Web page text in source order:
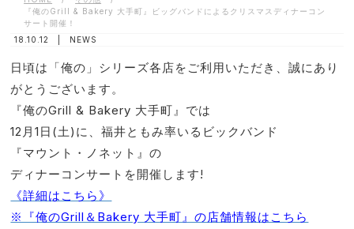
『俺のGrill & Bakery 大手町』ビッグバンドによるクリスマスディナーコン
サート開催！
18.10.12 |
NEWS
日頃は「俺の」シリーズ各店をご利用いただき、誠にあり
がとうございます。
『俺のGrill & Bakery 大手町』では
12月1日(土)に、福井ともみ率いるビックバンド
『マウント・ノネット』の
ディナーコンサートを開催します!
《詳細はこちら》
※『俺のGrill＆Bakery 大手町』の店舗情報はこちら